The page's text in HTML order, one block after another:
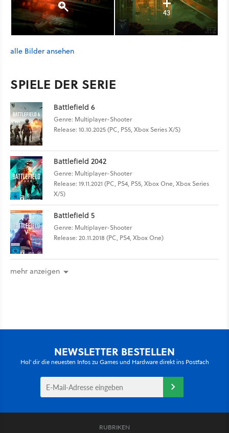
43
alle Bilder ansehen
SPIELE DER SERIE
Battlefield 6
Genre: Multiplayer-Shooter
Release: 10.10.2025 (PC, PS5, Xbox Series X/S)
Battlefield 2042
Genre: Multiplayer-Shooter
Release: 19.11.2021 (PC, PS4, PS5, Xbox One, Xbox Series
X/S)
Battlefield 5
Genre: Multiplayer-Shooter
Release: 20.11.2018 (PC, PS4, Xbox One)
mehr anzeigen
NEWSLETTER BESTELLEN
Hol' dir die neuesten Infos zu Games und Hardware direkt ins Postfach
RUBRIKEN